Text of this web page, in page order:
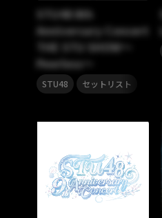
STU48 8th
Anniversary Concert
THE STU SHOW～
Peerless～
STU48 セットリスト